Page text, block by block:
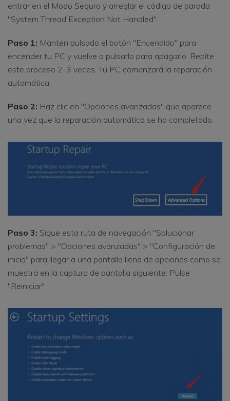
entrar en el Modo Seguro y arreglar el código de parada
"System Thread Exception Not Handled".
Paso 1: Mantén pulsado el botón "Encendido" para
encender tu PC y vuelve a pulsarlo para apagarlo. Repite
este proceso 2-3 veces. Tu PC comenzará la reparación
automática.
Paso 2: Haz clic en "Opciones avanzadas" que aparece
una vez que la reparación automática se ha completado.
Paso 3: Sigue esta ruta de navegación "Solucionar
problemas" > "Opciones avanzadas" > "Configuración de
inicio" para llegar a una pantalla llena de opciones como se
muestra en la captura de pantalla siguiente. Pulse
"Reiniciar".